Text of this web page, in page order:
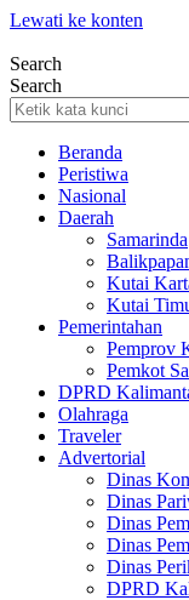
Lewati ke konten
Search
Search
Beranda
Peristiwa
Nasional
Daerah
Samarinda
Kutai
Kutai
Pemerintahan
Pemprov
Pemkot
DPRD
Olahraga
Traveler
Advertorial
Dinas
Dinas
Dinas
Dinas
Dinas
DPRD